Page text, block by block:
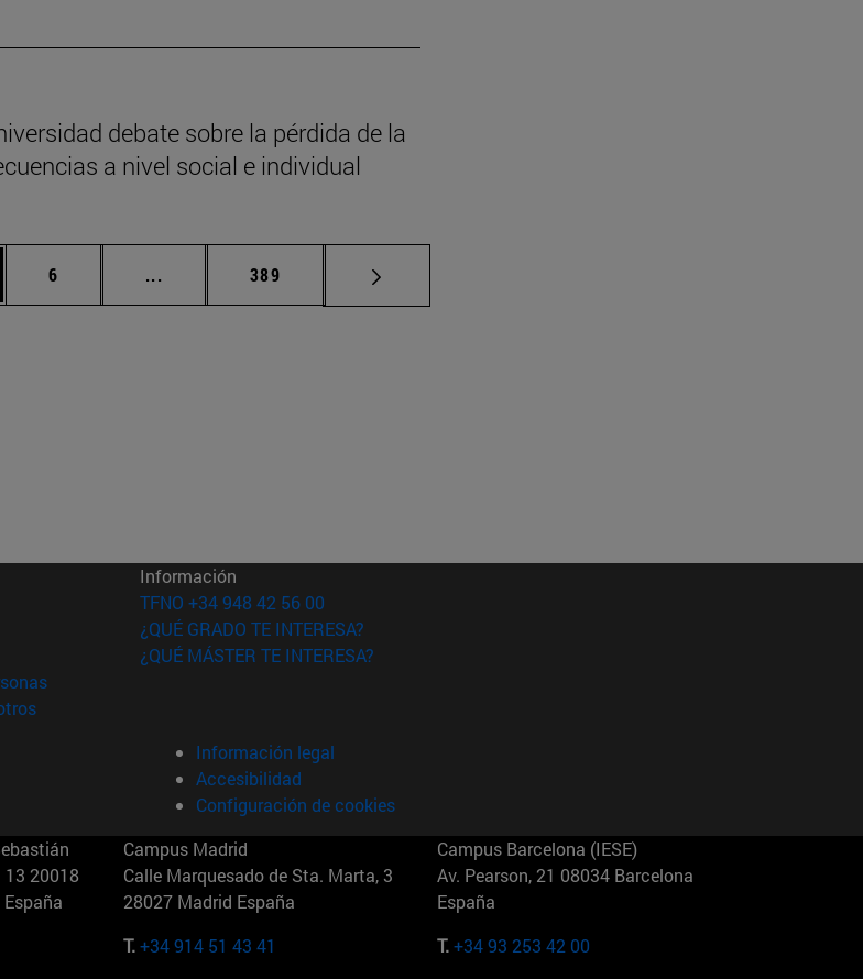
debate sobre la pérdida de la
a nivel social e individual
para desplazarse.
Página
6 ... Páginas intermedias Use TAB para desplazarse.
Página
389
nueva ventana)
nueva ventana)
(abre en nueva ventana)
(abre en nueva ventana)
(abre en nueva ventana)
Información
TFNO +34 948 42 56 00
¿QUÉ GRADO TE INTERESA?
¿QUÉ MÁSTER TE INTERESA?
Información legal
Accesibilidad
Configuración de cookies
13 20018
Campus Madrid
Calle Marquesado de Sta. Marta, 3
28027 Madrid España
T.+34 914 51 43 41
Campus Barcelona (IESE)
Av. Pearson, 21 08034 Barcelona
España
T.+34 93 253 42 00